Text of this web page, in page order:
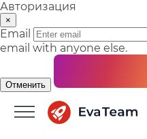
Авторизация
×
Email
email with anyone else.
Отменить